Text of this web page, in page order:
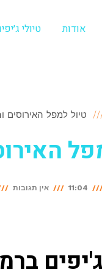
אודות טיולי
טיול למפל האירוסים
11:04 אין תגובות